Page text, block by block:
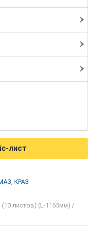
лист
КРАЗ
(10 листов) (L-1165мм) /